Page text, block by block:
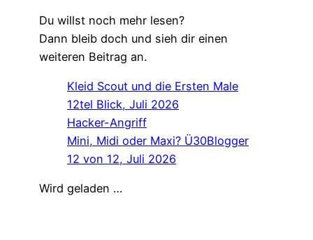
Du willst noch mehr lesen?
Dann bleib doch und sieh dir einen
weiteren Beitrag an.
Kleid Scout und die Ersten Male
12tel Blick, Juli 2026
Hacker-Angriff
Mini, Midi oder Maxi? Ü30Blogger
12 von 12, Juli 2026
Wird geladen …